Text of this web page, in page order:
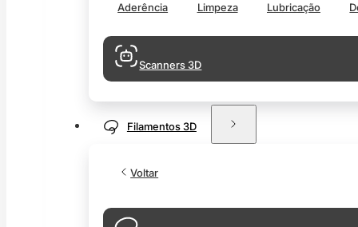
Aderência Limpeza Lubricação
Scanners 3D
Filamentos 3D
Voltar